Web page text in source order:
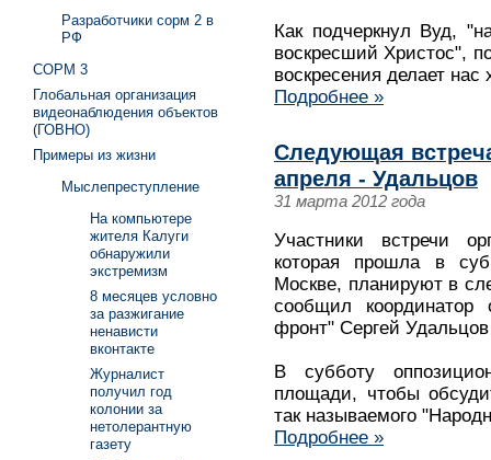
Как подчеркнул Вуд,
воскресший Христос",
воскресения делает
Подробнее »
Следующая
апреля - Удальцов
31 марта 2012 года
Участники встречи
которая прошла в
Москве, планируют в
сообщил координатор
фронт" Сергей
В субботу
площади, чтобы
так называемого
Подробнее »
Разработчики сорм 2 в
РФ
СОРМ 3
Глобальная организация
видеонаблюдения объектов
(ГОВНО)
Примеры из жизни
Мыслепреступление
На компьютере
жителя Калуги
обнаружили
экстремизм
8 месяцев условно
за разжигание
ненависти
вконтакте
Журналист
получил год
колонии за
нетолерантную
газету